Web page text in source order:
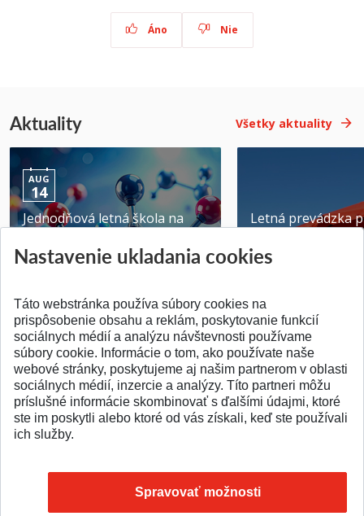
Áno Nie
Aktuality Všetky aktuality
AUG
14
Jednodňová letná škola na
Pridané 28.07.2026
Letná prevádzka
Pridané 23.06.2026
SPÄŤ NA VRCH
Nastavenie ukladania cookies
Táto webstránka používa súbory cookies na
prispôsobenie obsahu a reklám, poskytovanie funkcií
sociálnych médií a analýzu návštevnosti používame
súbory cookie. Informácie o tom, ako používate naše
webové stránky, poskytujeme aj našim partnerom v oblasti
sociálnych médií, inzercie a analýzy. Títo partneri môžu
príslušné informácie skombinovať s ďalšími údajmi, ktoré
ste im poskytli alebo ktoré od vás získali, keď ste používali
ich služby.
Spravovať možnosti